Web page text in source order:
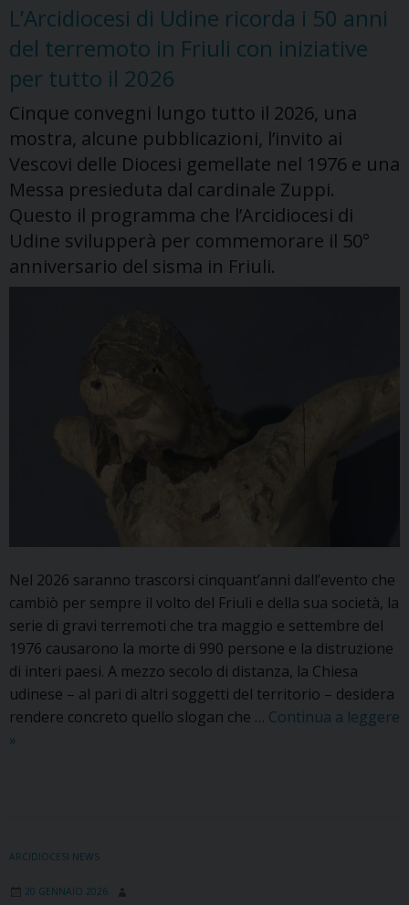
e
Consiglio
L’Arcidiocesi di Udine ricorda i 50 anni
del terremoto in Friuli con iniziative
per tutto il 2026
Cinque convegni lungo tutto il 2026, una
mostra, alcune pubblicazioni, l’invito ai
Vescovi delle Diocesi gemellate nel 1976 e una
Messa presieduta dal cardinale Zuppi.
Questo il programma che l’Arcidiocesi di
Udine svilupperà per commemorare il 50°
anniversario del sisma in Friuli.
Nel 2026 saranno trascorsi cinquant’anni dall’evento che
cambiò per sempre il volto del Friuli e della sua società, la
serie di gravi terremoti che tra maggio e settembre del
1976 causarono la morte di 990 persone e la distruzione
di interi paesi. A mezzo secolo di distanza, la Chiesa
udinese – al pari di altri soggetti del territorio – desidera
rendere concreto quello slogan che … Continua a leggere
L’Arcidiocesi
50
del
»
ARCIDIOCESI NEWS
20 GENNAIO 2026